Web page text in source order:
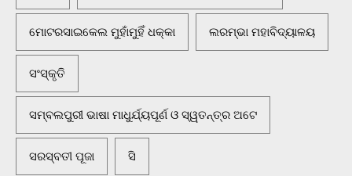
ମୋଟରସାଇକେଲ ମୁହାଁମୁହିଁ ଧକ୍କା ଲରମ୍ଭା ମହାବିଦ୍ୟାଳୟ
ସଂସ୍କୃତି
ସମ୍ବଲପୁରୀ ଭାଷା ମାଧୁର୍ଯ୍ୟପୂର୍ଣ ଓ ସ୍ୱତନ୍ତ୍ର ଅଟେ
ସରସ୍ବତୀ ପୂଜା ସି